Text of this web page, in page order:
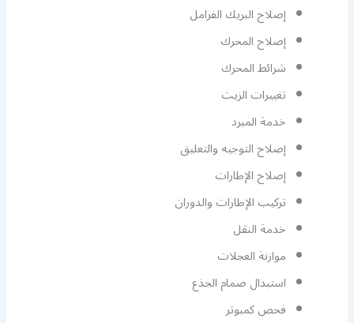
إصلاح البريك الفرامل
إصلاح المحرك
شرائط المحرك
تغييرات الزيت
خدمة المبرد
إصلاح التوجيه والتعليق
إصلاح الإطارات
تركيب الإطارات والدوران
خدمة النقل
موازنة العجلات
استبدال صمام الجذع
فحص كمبوتر